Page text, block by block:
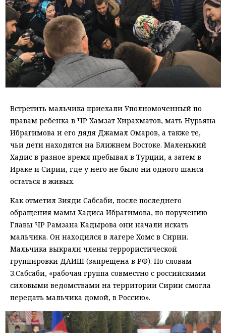
Встретить мальчика приехали Уполномоченный по
правам ребенка в ЧР Хамзат Хирахматов, мать Нурьяна
Ибрагимова и его дядя Джамал Омаров, а также те,
чьи дети находятся на Ближнем Востоке. Маленький
Хадис в разное время пребывал в Турции, а затем в
Ираке и Сирии, где у него не было ни одного шанса
остаться в живых.
Как отметил Зияди Сабсаби, после последнего
обращения мамы Хадиса Ибрагимова, по поручению
Главы ЧР Рамзана Кадырова они начали искать
мальчика. Он находился в лагере Хомс в Сирии.
Мальчика выкрали члены террористической
группировки ДАИШ (запрещена в РФ). По словам
З.Сабсаби, «рабочая группа совместно с российскими
силовыми ведомствами на территории Сирии смогла
передать мальчика домой, в Россию».